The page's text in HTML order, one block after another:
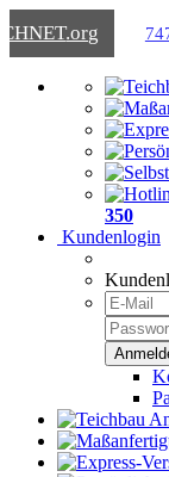
.org
350
Kundenlogin